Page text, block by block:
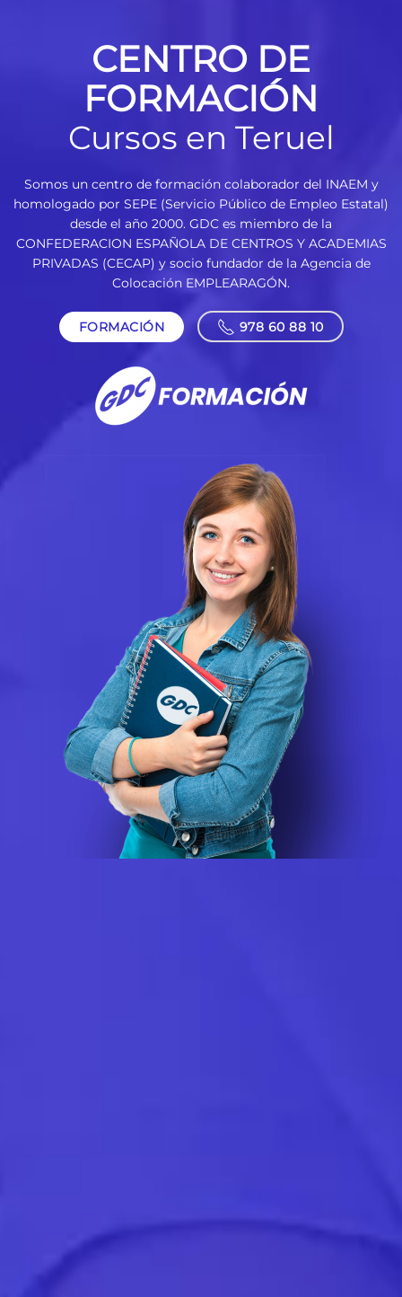
CENTRO DE
FORMACIÓN
Cursos en Teruel
Somos un centro de formación colaborador del INAEM y
homologado por SEPE (Servicio Público de Empleo Estatal)
desde el año 2000. GDC es miembro de la
CONFEDERACION ESPAÑOLA DE CENTROS Y ACADEMIAS
PRIVADAS (CECAP) y socio fundador de la Agencia de
Colocación EMPLEARAGÓN.
FORMACIÓN 978 60 88 10